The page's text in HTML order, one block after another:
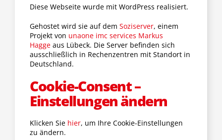
Diese Webseite wurde mit WordPress realisiert.
Gehostet wird sie auf dem Soziserver, einem
Projekt von unaone imc services Markus
Haggeaus Lübeck. Die Server befinden sich
ausschließlich in Rechenzentren mit Standort in
Deutschland.
Cookie-Consent –
Einstellungen ändern
Klicken Sie hier, um Ihre Cookie-Einstellungen
zu ändern.